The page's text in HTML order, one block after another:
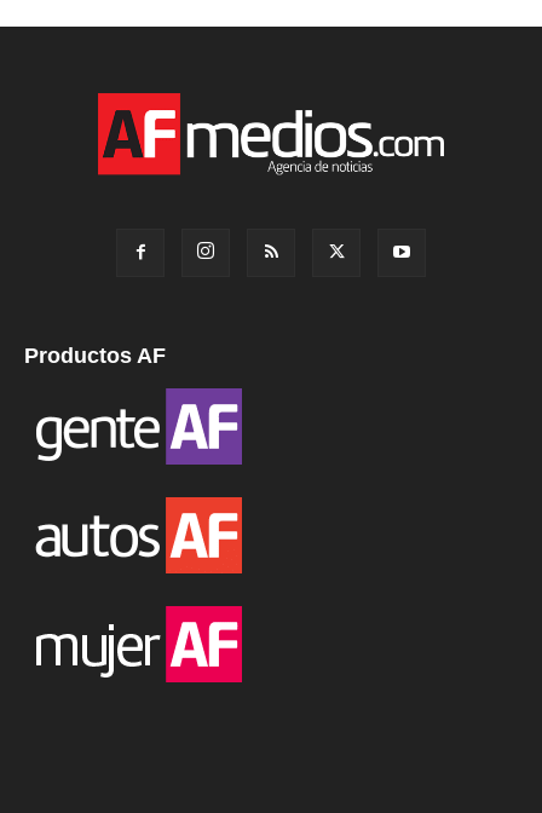
Productos AF